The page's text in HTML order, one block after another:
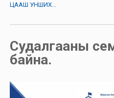
ЦААШ УНШИХ...
Судалгааны
байна.